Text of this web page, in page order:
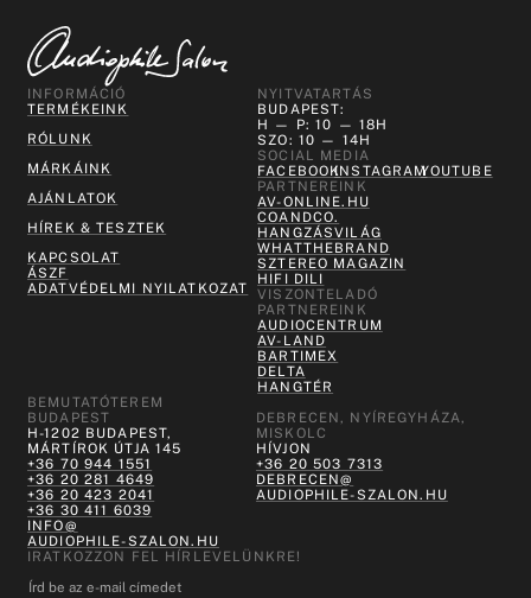
INFORMÁCIÓ
TERMÉKEINK
RÓLUNK
MÁRKÁINK
AJÁNLATOK
HÍREK & TESZTEK
KAPCSOLAT
ÁSZF
ADATVÉDELMI NYILATKOZAT
NYITVATARTÁS
BUDAPEST:
H — P: 10 — 18H
SZO: 10 — 14H
SOCIAL MEDIA
FACEBOOKINSTAGRAMYOUTUBE
PARTNEREINK
AV-ONLINE.HU
COANDCO.
HANGZÁSVILÁG
WHATTHEBRAND
SZTEREO MAGAZIN
HIFI DILI
VISZONTELADÓ
PARTNEREINK
AUDIOCENTRUM
AV-LAND
BARTIMEX
DELTA
HANGTÉR
BEMUTATÓTEREM
BUDAPEST
H-1202 BUDAPEST,
MÁRTÍROK ÚTJA 145
+36 70 944 1551
+36 20 281 4649
+36 20 423 2041
+36 30 411 6039
INFO@
AUDIOPHILE-SZALON.HU
DEBRECEN, NYÍREGYHÁZA,
MISKOLC
HÍVJON
+36 20 503 7313
DEBRECEN@
AUDIOPHILE-SZALON.HU
IRATKOZZON FEL HÍRLEVELÜNKRE!